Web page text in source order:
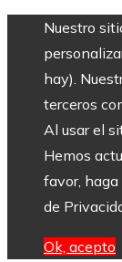
Nuestro
hay).
terceros
Al usar el
Hemos
favor,
de
Ok, acepto